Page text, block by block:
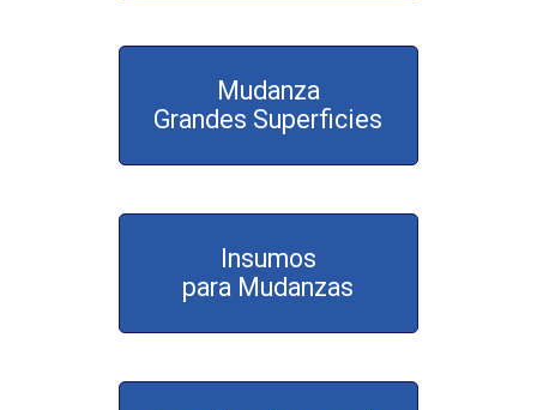
Mudanza
Grandes Superficies
Insumos
para Mudanzas